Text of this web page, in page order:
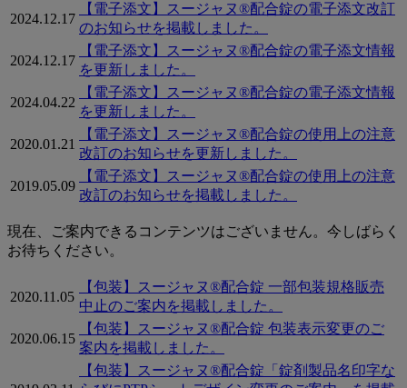
2024.12.17
【電子添文】スージャヌ®配合錠の電子添文改訂
のお知らせを掲載しました。
2024.12.17
【電子添文】スージャヌ®配合錠の電子添文情報
を更新しました。
2024.04.22
【電子添文】スージャヌ®配合錠の電子添文情報
を更新しました。
2020.01.21
【電子添文】スージャヌ®配合錠の使用上の注意
改訂のお知らせを更新しました。
2019.05.09
【電子添文】スージャヌ®配合錠の使用上の注意
改訂のお知らせを掲載しました。
現在、ご案内できるコンテンツはございません。今しばらく
お待ちください。
2020.11.05
【包装】スージャヌ®配合錠 一部包装規格販売
中止のご案内を掲載しました。
2020.06.15
【包装】スージャヌ®配合錠 包装表示変更のご
案内を掲載しました。
【包装】スージャヌ®配合錠「錠剤製品名印字な